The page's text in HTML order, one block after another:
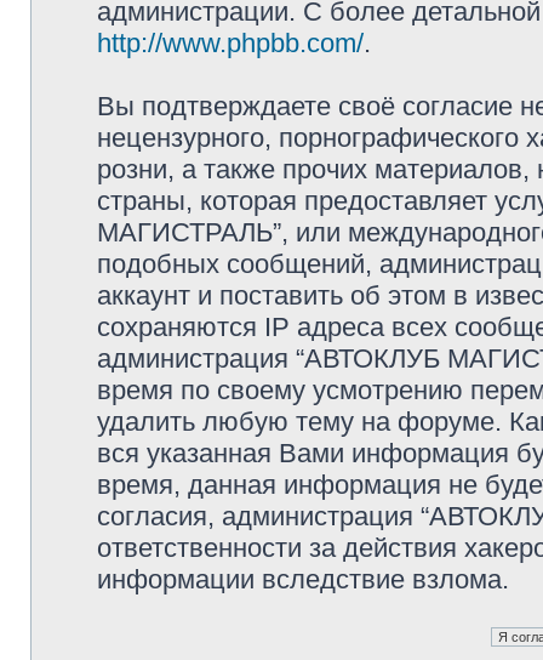
администрации. С более
http://www.phpbb.com/.
Вы подтверждаете своё согласие
нецензурного, порнографического
розни, а также прочих
страны, которая предоставляет
МАГИСТРАЛЬ”, или
подобных сообщений,
аккаунт и поставить об этом в
сохраняются IP адреса всех
администрация “АВТОКЛУБ
время по своему усмотрению
удалить любую тему на форуме.
вся указанная Вами информация
время, данная информация не
согласия, администрация
ответственности за действия
информации вследствие взлома.